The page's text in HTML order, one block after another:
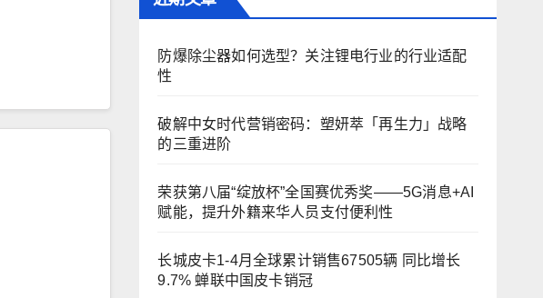
防爆除尘器如何选型？关注锂电行业的行业适配
性
破解中女时代营销密码：塑妍萃「再生力」战略
的三重进阶
荣获第八届“绽放杯”全国赛优秀奖——5G消息+AI
赋能，提升外籍来华人员支付便利性
长城皮卡1-4月全球累计销售67505辆 同比增长
9.7% 蝉联中国皮卡销冠